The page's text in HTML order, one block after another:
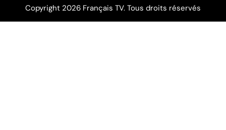
Copyright 2026 Français TV. Tous droits réservés